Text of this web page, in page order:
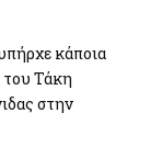
κάποια
του Τάκη
στην